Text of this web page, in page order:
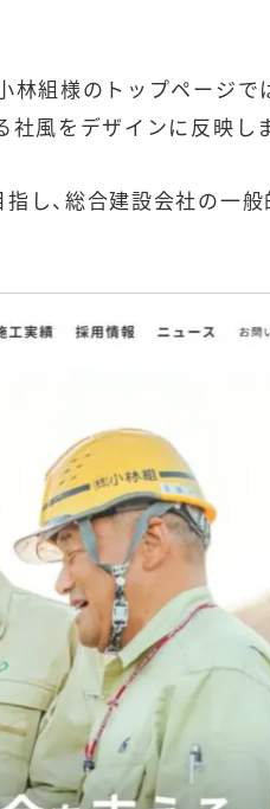
組様のトップページでは
風をデザインに反映し
し、総合建設会社の一